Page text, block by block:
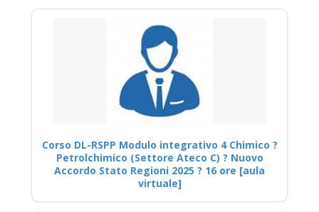
Corso DL-RSPP Modulo integrativo 4 Chimico ?
Petrolchimico (Settore Ateco C) ? Nuovo
Accordo Stato Regioni 2025 ? 16 ore [aula
virtuale]